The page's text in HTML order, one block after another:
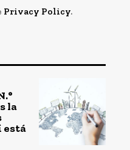
Privacy Policy.
la
está